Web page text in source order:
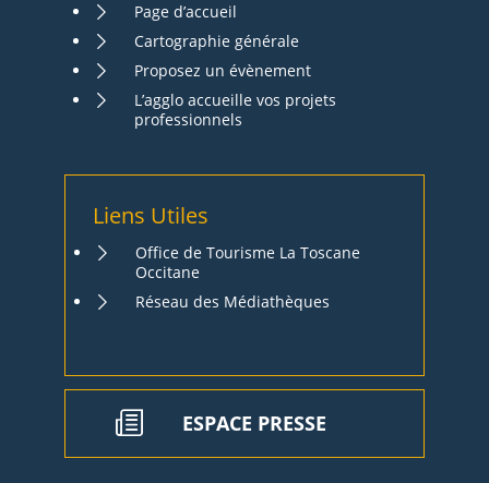
Page d’accueil
Cartographie générale
Proposez un évènement
L’agglo accueille vos projets
professionnels
Liens Utiles
Office de Tourisme La Toscane
Occitane
Réseau des Médiathèques
ESPACE PRESSE